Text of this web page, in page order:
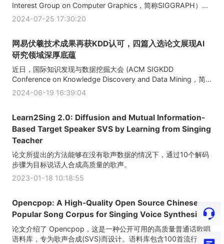
Interest Group on Computer Graphics，简称SIGGRAPH）...
2024-07-25 17:30:20
网易伏羲技术成果再获KDD认可，四篇入选论文展现AI
研究领域深厚底蕴
近日，国际知识发现与数据挖掘大会 (ACM SIGKDD
Conference on Knowledge Discovery and Data Mining，简...
2024-06-19 16:39:04
Learn2Sing 2.0: Diffusion and Mutual Information-
Based Target Speaker SVS by Learning from Singing
Teacher
论文所提出的方法能够在没有歌声数据的情况下，通过10个解码
步骤为目标说话人合成高质量的歌声。
2023-01-18 10:18:55
Opencpop: A High-Quality Open Source Chinese
Popular Song Corpus for Singing Voice Synthesis
论文介绍了 Opencpop，这是一种公开可用的高质量普通话歌唱
语料库，专为歌声合成(SVS)而设计。语料库包含100首流行的...